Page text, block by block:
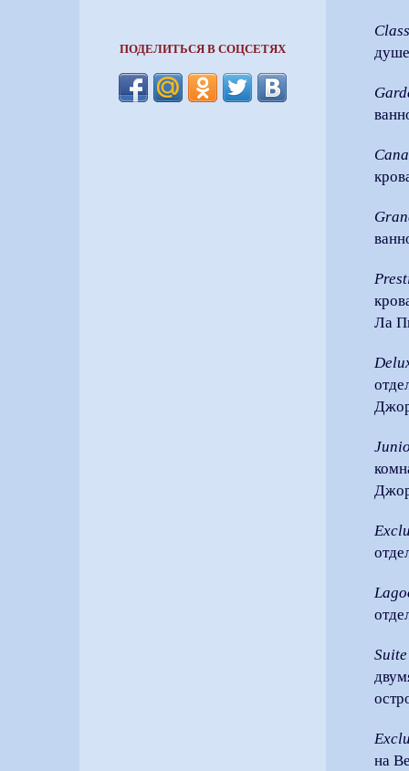
Ла
на
ПОДЕЛИТЬСЯ В СОЦСЕТЯХ